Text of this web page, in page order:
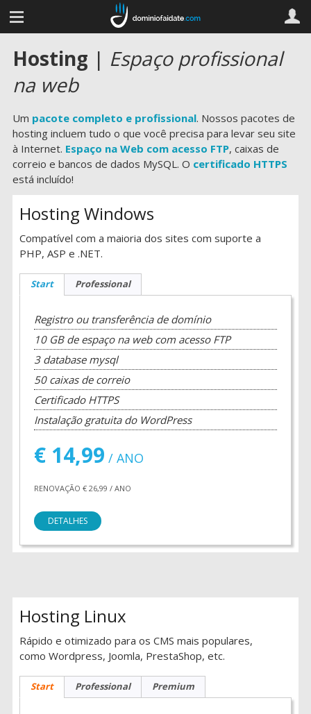
Hosting | Espaço profissional
na web
Um pacote completo e profissional. Nossos pacotes de
hosting incluem tudo o que você precisa para levar seu site
à Internet. Espaço na Web com acesso FTP, caixas de
correio e bancos de dados MySQL. O certificado HTTPS
está incluído!
Hosting Windows
Compatível com a maioria dos sites com suporte a
PHP, ASP e .NET.
Start Professional
Registro ou transferência de domínio
10 GB de espaço na web com acesso FTP
3 database mysql
50 caixas de correio
Certificado HTTPS
Instalação gratuita do WordPress
€ 14,99 / ANO
RENOVAÇÃO € 26,99 / ANO
DETALHES
Hosting Linux
Rápido e otimizado para os CMS mais populares,
como Wordpress, Joomla, PrestaShop, etc.
Start Professional Premium